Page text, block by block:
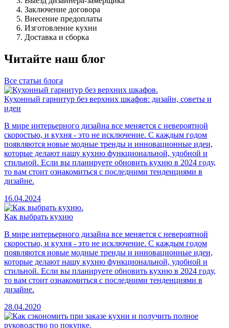
Заключение договора
Внесение предоплаты
Изготовление кухни
Доставка и сборка
Читайте наш блог
Все статьи блога
Кухонный гарнитур без верхних шкафов: дизайн, советы и
идеи
В мире интерьерного дизайна все меняется с невероятной
скоростью, и кухня - это не исключение. С каждым годом
появляются новые модные тренды и инновационные идеи,
которые делают нашу кухню функциональной, удобной и
стильной. Если вы планируете обновить кухню в 2024 году,
то вам стоит ознакомиться с последними тенденциями в
дизайне.
16.04.2024
Как выбрать кухню
В мире интерьерного дизайна все меняется с невероятной
скоростью, и кухня - это не исключение. С каждым годом
появляются новые модные тренды и инновационные идеи,
которые делают нашу кухню функциональной, удобной и
стильной. Если вы планируете обновить кухню в 2024 году,
то вам стоит ознакомиться с последними тенденциями в
дизайне.
28.04.2020